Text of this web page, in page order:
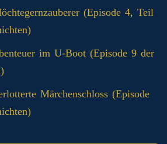
(Episode 4, Teil
im U-Boot (Episode 9 der
Märchenschloss (Episode